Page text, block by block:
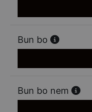
Bun bo
Bun bo nem